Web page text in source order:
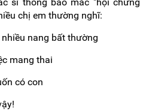
chị em thường nghĩ:
nang bất thường
mang thai
có con